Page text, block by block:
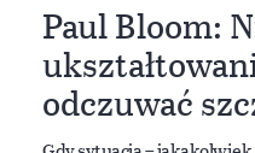
Paul Bloom:
odczuwać